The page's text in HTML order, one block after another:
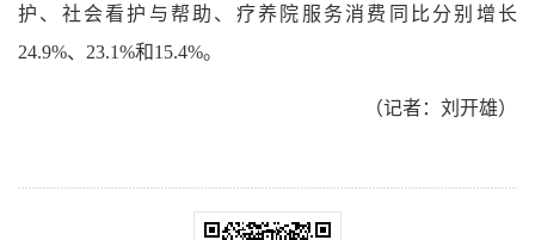
护、社会看护与帮助、疗养院服务消费同比分别增长
24.9%、23.1%和15.4%。
（记者：刘开雄）